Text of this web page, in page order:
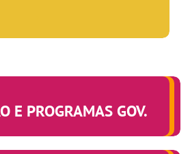
E PROGRAMAS GOV.